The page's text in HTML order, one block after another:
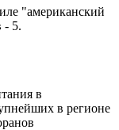
"американский
- 5.
в
в регионе